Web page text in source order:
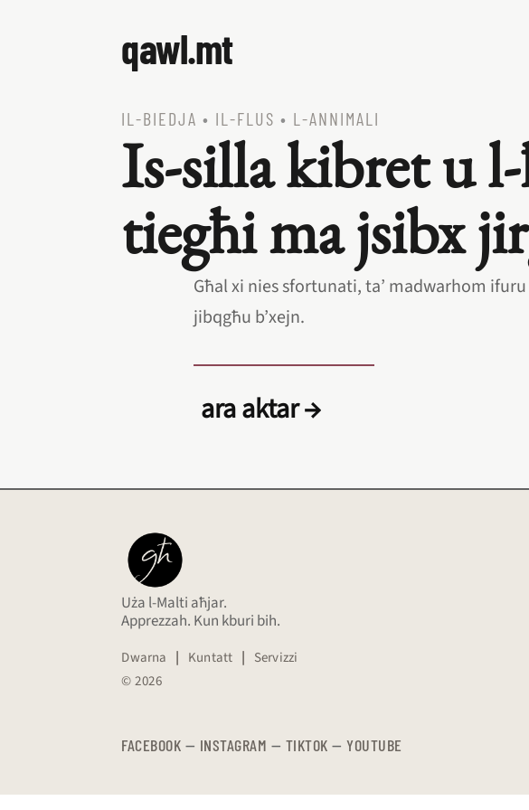
qawl.mt
IL‑BIEDJA • IL‑FLUS • L‑ANNIMALI
Is‑silla kibret u
tiegħi ma jsibx
Għal xi nies sfortunati, ta’ madwarhom
jibqgħu b’xejn.
ara aktar →
Uża l-Malti aħjar.
Apprezzah. Kun kburi bih.
Dwarna | Kuntatt | Servizzi
© 2026
FACEBOOK — INSTAGRAM — TIKTOK — YOUTUBE